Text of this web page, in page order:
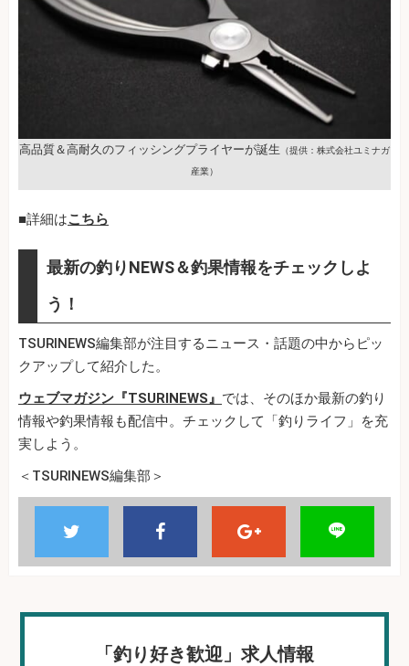
高品質＆高耐久のフィッシングプライヤーが誕生 （提供：株式会社ユミナガ
産業）
■詳細はこちら
最新の釣りNEWS＆釣果情報をチェックしよ
う！
TSURINEWS編集部が注目するニュース・話題の中からピッ
クアップして紹介した。
ウェブマガジン『TSURINEWS』 では、そのほか最新の釣り
情報や釣果情報も配信中。チェックして「釣りライフ」を充
実しよう。
＜TSURINEWS編集部＞
「釣り好き歓迎」求人情報